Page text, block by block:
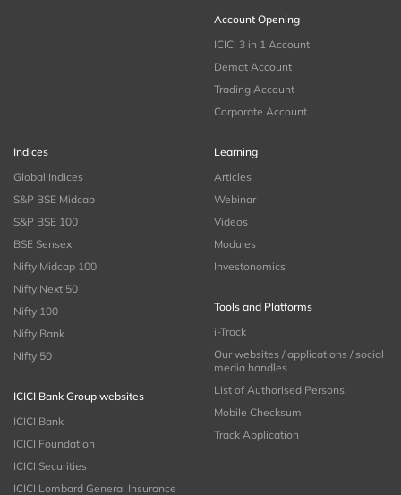
Account Opening
ICICI 3 in 1 Account
Demat Account
Trading Account
Corporate Account
Indices
Global Indices
S&P BSE Midcap
S&P BSE 100
BSE Sensex
Nifty Midcap 100
Nifty Next 50
Nifty 100
Nifty Bank
Nifty 50
ICICI Bank Group websites
ICICI Bank
ICICI Foundation
ICICI Securities
ICICI Lombard General Insurance
Learning
Articles
Webinar
Videos
Modules
Investonomics
Tools and Platforms
i-Track
Our websites / applications / social
media handles
List of Authorised Persons
Mobile Checksum
Track Application